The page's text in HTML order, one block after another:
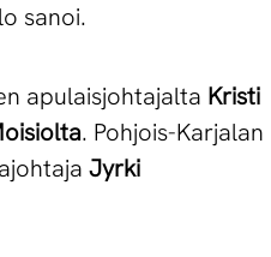
sanoi.
apulaisjohtajalta Kristi
. Pohjois-Karjalan
Jyrki